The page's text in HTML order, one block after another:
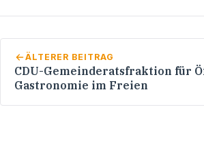
ÄLTERER BEITRAG
CDU-Gemeinderatsfraktion für
Gastronomie im Freien